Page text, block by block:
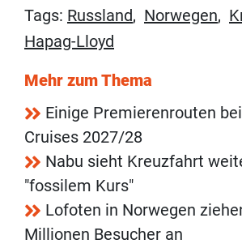
Tags: Russland, Norwegen,
Hapag-Lloyd
Mehr zum Thema
Einige Premierenrouten
Cruises 2027/28
Nabu sieht Kreuzfahrt
"fossilem Kurs"
Lofoten in Norwegen
Millionen Besucher an